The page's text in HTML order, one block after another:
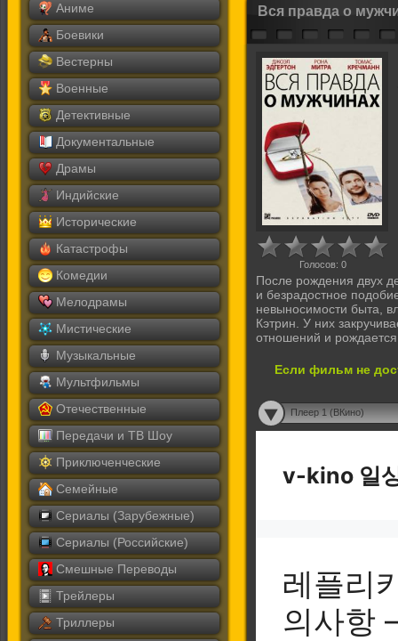
Аниме
Боевики
Вестерны
Военные
Детективные
Документальные
Драмы
Индийские
Исторические
Катастрофы
Комедии
Мелодрамы
Мистические
Музыкальные
Мультфильмы
Отечественные
Передачи и ТВ Шоу
Приключенческие
Семейные
Сериалы (Зарубежные)
Сериалы (Российские)
Смешные Переводы
Трейлеры
Триллеры
Вся правда о
Голосов: 0
После рождения двух
и безрадостное
невыносимости быта,
Кэтрин. У них
отношений и
Если фильм не
Плеер 1 (ВКино)